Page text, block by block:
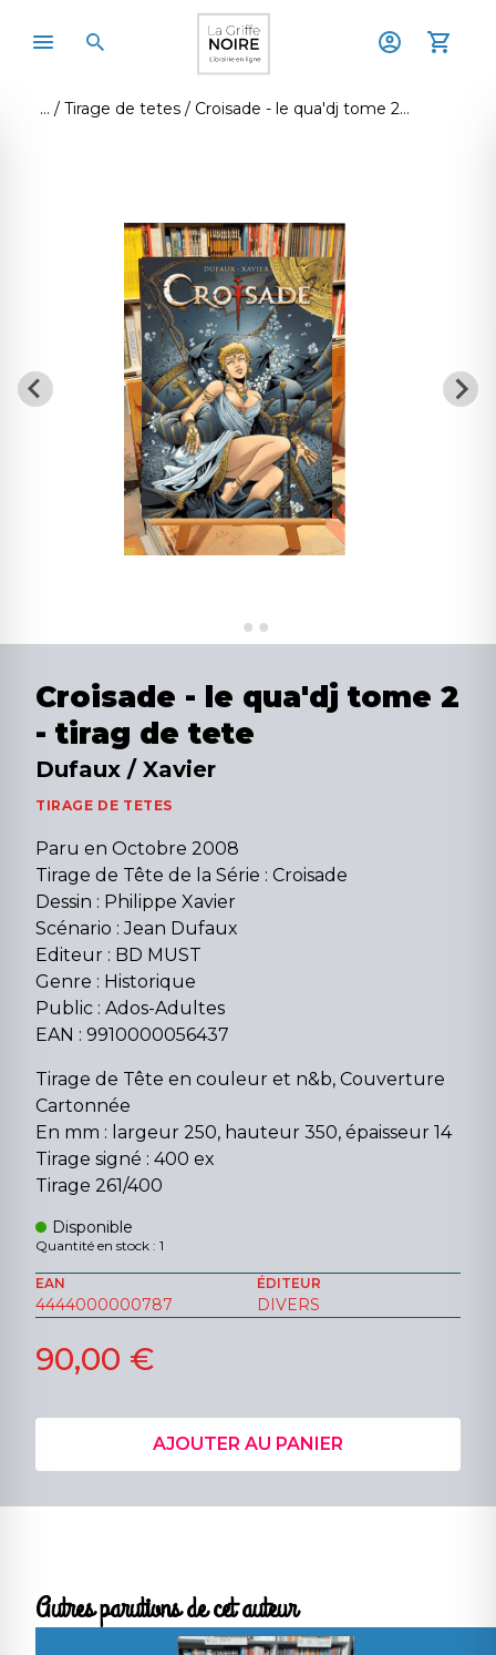
Tirage de tetes Croisade - le qua'dj tome 2 - tirag de tete
Croisade - le qua'dj tome 2
- tirag de tete
Dufaux / Xavier
TIRAGE DE TETES
Paru en Octobre 2008
Tirage de Tête de la Série : Croisade
Dessin : Philippe Xavier
Scénario : Jean Dufaux
Editeur : BD MUST
Genre : Historique
Public : Ados-Adultes
EAN : 9910000056437
Tirage de Tête en couleur et n&b, Couverture
Cartonnée
En mm : largeur 250, hauteur 350, épaisseur 14
Tirage signé : 400 ex
Tirage 261/400
Disponible
Quantité en stock : 1
EAN
4444000000787
ÉDITEUR
DIVERS
90,00 €
AJOUTER AU PANIER
Autres parutions de cet auteur